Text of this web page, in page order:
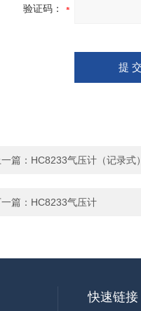
验证码：
一篇： HC8233气压计（记录式）
篇： HC8233气压计
快速链接